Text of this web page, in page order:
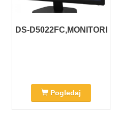
DS-D5022FC,MONITORI
Pogledaj